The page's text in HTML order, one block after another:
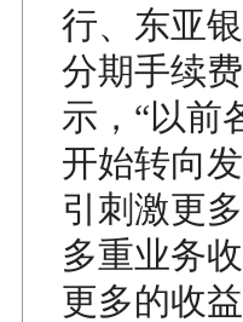
行、东亚
分期手续
示，“以前
开始转向
引刺激更
多重业务
更多的收益